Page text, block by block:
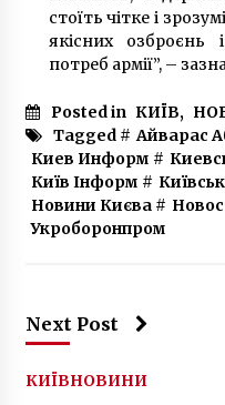
стоїть чітке і
якісних озброєнь
потреб армії”, –
Posted in КИЇВ,
Tagged # Айварас
Киев Информ #
Київ Інформ #
Новини Києва#
Укроборонпром
Next Post
КИЇВНОВИНИ